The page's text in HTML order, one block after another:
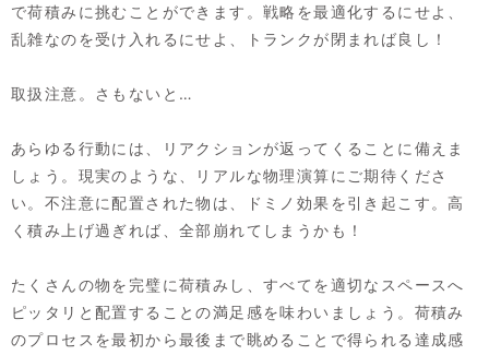
で荷積みに挑むことができます。戦略を最適化するにせよ、
乱雑なのを受け入れるにせよ、トランクが閉まれば良し！
取扱注意。さもないと…
あらゆる行動には、リアクションが返ってくることに備えま
しょう。現実のような、リアルな物理演算にご期待くださ
い。不注意に配置された物は、ドミノ効果を引き起こす。高
く積み上げ過ぎれば、全部崩れてしまうかも！
たくさんの物を完璧に荷積みし、すべてを適切なスペースへ
ピッタリと配置することの満足感を味わいましょう。荷積み
のプロセスを最初から最後まで眺めることで得られる達成感